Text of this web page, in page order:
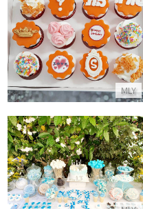
MLY
קאפקייקס יום הולדת לבת
התקשר/י
בר מתוק לבר מצווה
התקשר/י